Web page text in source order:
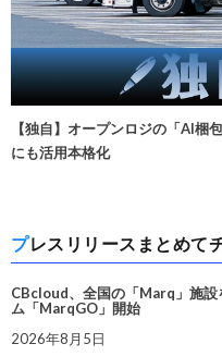
【独自】オープンロジの「AI梱
にも活用本格化
プレスリリースまとめて
CBcloud、全国の「Marq」施設
ム「MarqGO」開始
2026年8月5日